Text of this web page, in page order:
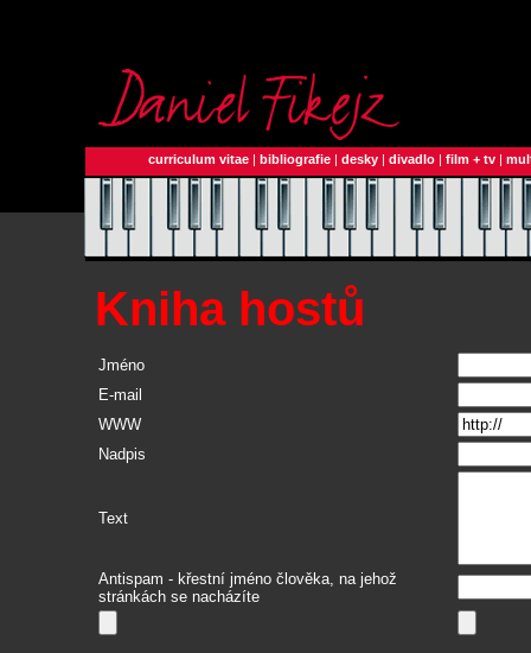
curriculum vitae | bibliografie | desky | divadlo | film + tv |
Kniha hostů
Jméno
E-mail
WWW
Nadpis
Text
Antispam - křestní jméno člověka, na jehož
stránkách se nacházíte